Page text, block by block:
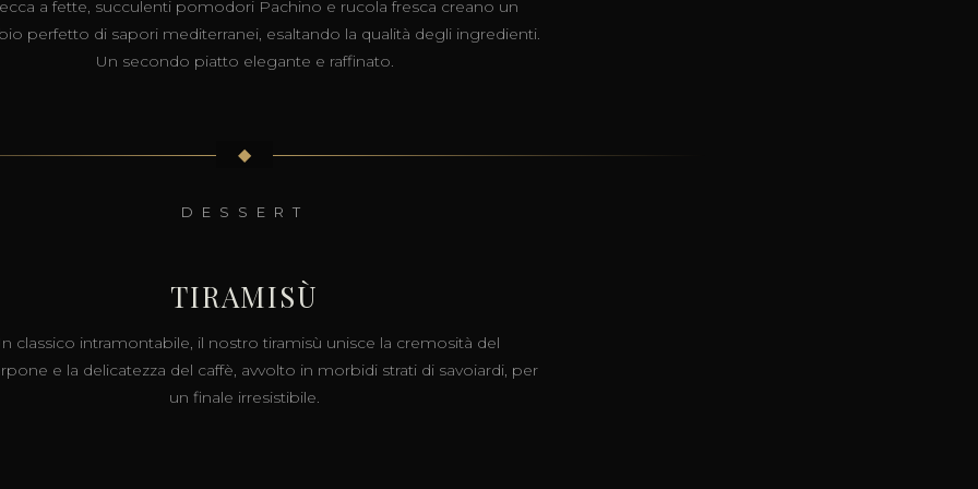
a fette, succulenti pomodori Pachino e rucola fresca creano un
perfetto di sapori mediterranei, esaltando la qualità degli ingredienti.
Un secondo piatto elegante e raffinato.
◆
DESSERT
TIRAMISÙ
classico intramontabile, il nostro tiramisù unisce la cremosità del
e la delicatezza del caffè, avvolto in morbidi strati di savoiardi, per
un finale irresistibile.